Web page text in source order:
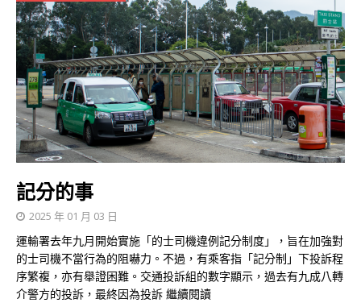
記分的事
2025 年 01 月 03 日
運輸署去年九月開始實施「的士司機違例記分制度」，旨在加強對
的士司機不當行為的阻嚇力。不過，有乘客指「記分制」下投訴程
序繁複，亦有舉證困難。交通投訴組的數字顯示，過去有九成八轉
介警方的投訴，最終因為投訴 繼續閱讀